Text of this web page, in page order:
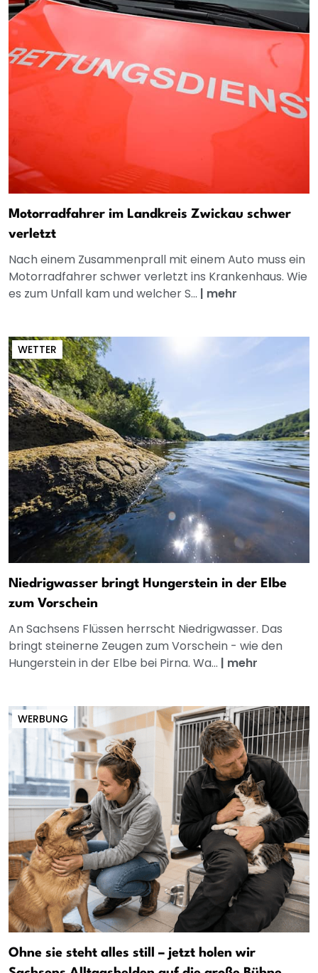
Motorradfahrer im Landkreis Zwickau schwer
verletzt
Nach einem Zusammenprall mit einem Auto muss ein
Motorradfahrer schwer verletzt ins Krankenhaus. Wie
es zum Unfall kam und welcher S... | mehr
WETTER
Niedrigwasser bringt Hungerstein in der Elbe
zum Vorschein
An Sachsens Flüssen herrscht Niedrigwasser. Das
bringt steinerne Zeugen zum Vorschein - wie den
Hungerstein in der Elbe bei Pirna. Wa... | mehr
WERBUNG
Ohne sie steht alles still – jetzt holen wir